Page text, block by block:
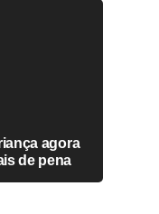
agora
de pena